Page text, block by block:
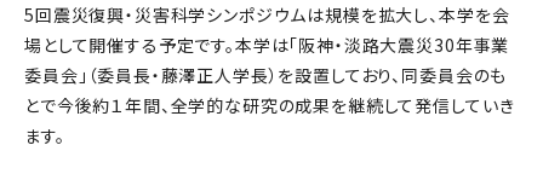
5回震災復興・災害科学シンポジウムは規模を拡大し、本学を会
場として開催する予定です。本学は「阪神・淡路大震災30年事業
委員会」（委員長・藤澤正人学長）を設置しており、同委員会のも
とで今後約１年間、全学的な研究の成果を継続して発信していき
ます。